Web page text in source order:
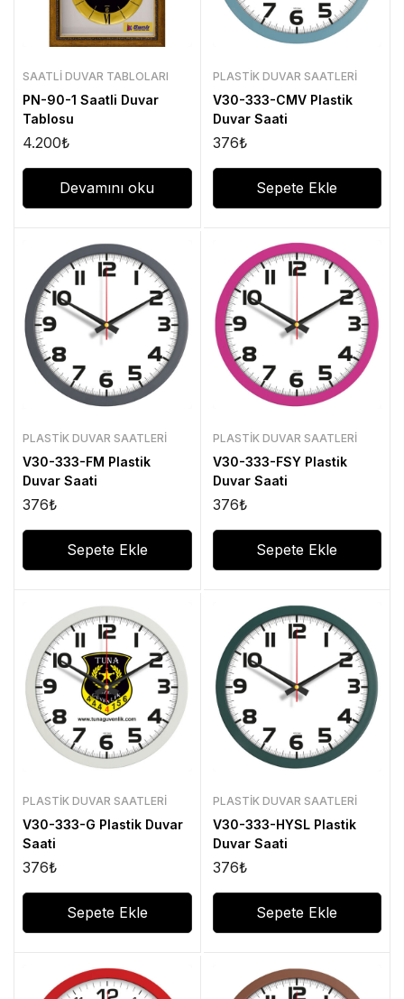
SAATLI DUVAR TABLOLARI
PN-90-1 Saatli Duvar
Tablosu
4.200₺
Devamını oku
PLASTIK DUVAR SAATLERI
V30-333-CMV Plastik
Duvar Saati
376₺
Sepete Ekle
PLASTIK DUVAR SAATLERI
V30-333-FM Plastik
Duvar Saati
376₺
Sepete Ekle
PLASTIK DUVAR SAATLERI
V30-333-FSY Plastik
Duvar Saati
376₺
Sepete Ekle
PLASTIK DUVAR SAATLERI
V30-333-G Plastik Duvar
Saati
376₺
Sepete Ekle
PLASTIK DUVAR SAATLERI
V30-333-HYSL Plastik
Duvar Saati
376₺
Sepete Ekle